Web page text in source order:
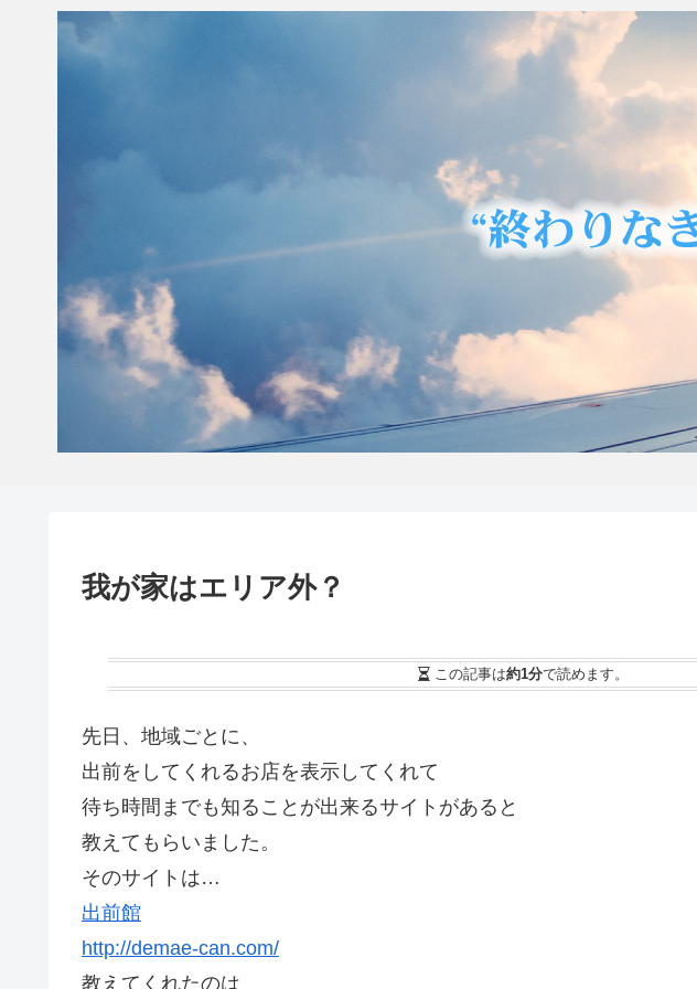
我が家はエリア外？
この記事は約1分で読めます。
先日、地域ごとに、
出前をしてくれるお店を表示してくれて
待ち時間までも知ることが出来るサイトがあると
教えてもらいました。
そのサイトは…
出前館
http://demae-can.com/
教えてくれたのは